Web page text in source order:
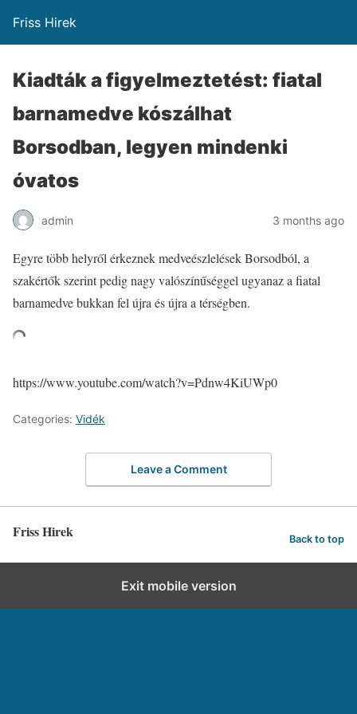
Friss Hirek
Kiadták a figyelmeztetést: fiatal
barnamedve kószálhat
Borsodban, legyen mindenki
óvatos
admin 3 months ago
Egyre több helyről érkeznek medveészlelések Borsodból, a
szakértők szerint pedig nagy valószínűséggel ugyanaz a fiatal
barnamedve bukkan fel újra és újra a térségben.
https://www.youtube.com/watch?v=Pdnw4KiUWp0
Categories: Vidék
Leave a Comment
Friss Hirek Back to top
Exit mobile version